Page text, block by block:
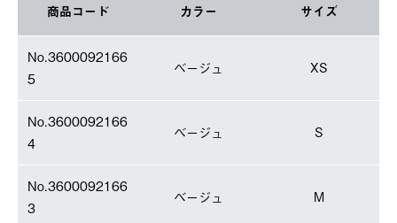
商品コード カラー サイズ
No.3600092166
5
ベージュ XS
No.3600092166
4
ベージュ S
No.3600092166
3
ベージュ M